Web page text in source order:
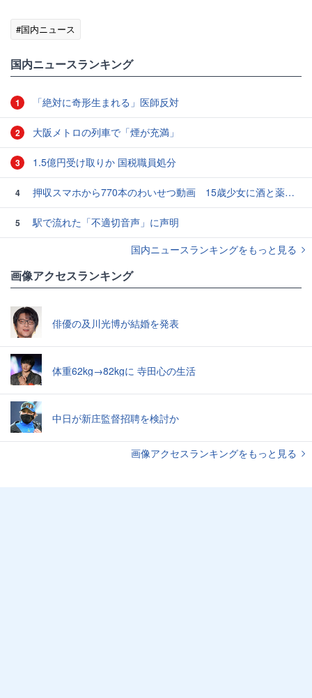
#国内ニュース
国内ニュースランキング
1 「絶対に奇形生まれる」医師反対
2 大阪メトロの列車で「煙が充満」
3 1.5億円受け取りか 国税職員処分
4 押収スマホから770本のわいせつ動画 15歳少女に酒と薬飲ませ性的暴行か 54歳男を再逮捕 「薬もありますよ」とSNSで誘い出し
5
駅で流れた「不適切音声」に声明
国内ニュースランキングをもっと見る
画像アクセスランキング
俳優の及川光博が結婚を発表
体重62kg→82kgに 寺田心の生活
中日が新庄監督招聘を検討か
画像アクセスランキングをもっと見る